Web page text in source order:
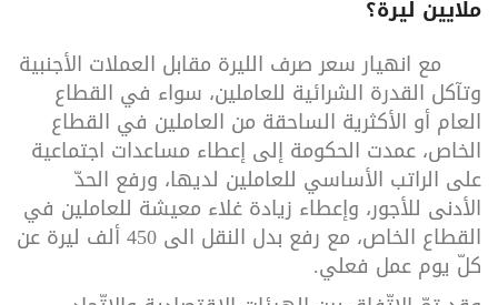
ملايين ليرة؟
مع انهيار سعر صرف الليرة مقابل العملات الأجنبية
وتآكل القدرة الشرائية للعاملين، سواء في القطاع
العام أو الأكثرية الساحقة من العاملين في القطاع
الخاص، عمدت الحكومة إلى إعطاء مساعدات اجتماعية
على الراتب الأساسي للعاملين لديها، ورفع الحدّ
الأدنى للأجور، وإعطاء زيادة غلاء معيشة للعاملين في
القطاع الخاص، مع رفع بدل النقل الى 450 ألف ليرة عن
كلّ يوم عمل فعلي.